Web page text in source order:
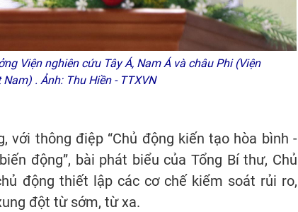
Viện nghiên cứu Tây Á, Nam Á và châu Phi(Viện
Nam) . Ảnh: Thu Hiền - TTXVN
với thông điệp “Chủ động kiến tạo hòa bình -
động”, bài phát biểu của Tổng Bí thư, Chủ
động thiết lập các cơ chế kiểm soát rủi ro,
đột từ sớm, từ xa.